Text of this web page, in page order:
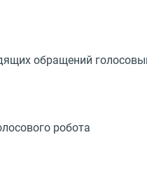
обращений
робота